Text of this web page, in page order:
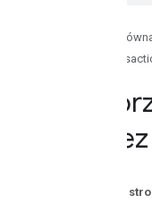
Strona
Na tej